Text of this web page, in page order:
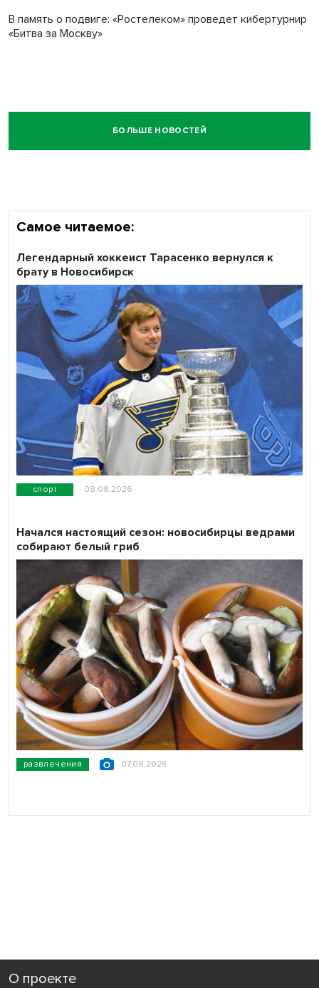
В память о подвиге: «Ростелеком» проведет кибертурнир
«Битва за Москву»
БОЛЬШЕ НОВОСТЕЙ
Самое читаемое:
спорт 08.08.2026
Легендарный хоккеист Тарасенко вернулся к
брату в Новосибирск
развлечения 07.08.2026
Начался настоящий сезон: новосибирцы ведрами
собирают белый гриб
О проекте